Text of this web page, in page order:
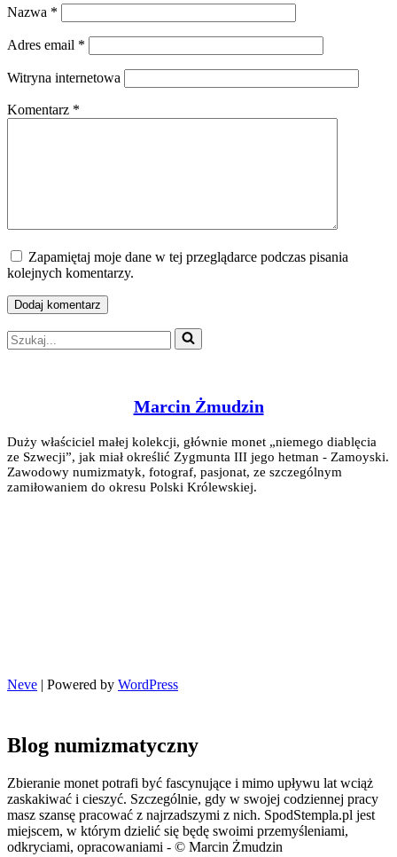
Nazwa *
Adres email *
Witryna internetowa
Komentarz *
Zapamiętaj moje dane w tej przeglądarce podczas pisania
kolejnych komentarzy.
Szukaj...
Marcin Żmudzin
Duży właściciel małej kolekcji, głównie monet „niemego diablęcia
ze Szwecji”, jak miał określić Zygmunta III jego hetman - Zamoyski.
Zawodowy numizmatyk, fotograf, pasjonat, ze szczególnym
zamiłowaniem do okresu Polski Królewskiej.
Neve | Powered by WordPress
Blog numizmatyczny
Zbieranie monet potrafi być fascynujące i mimo upływu lat wciąż
zaskakiwać i cieszyć. Szczególnie, gdy w swojej codziennej pracy
masz szansę pracować z najrzadszymi z nich. SpodStempla.pl jest
miejscem, w którym dzielić się będę swoimi przemyśleniami,
odkryciami, opracowaniami - © Marcin Żmudzin